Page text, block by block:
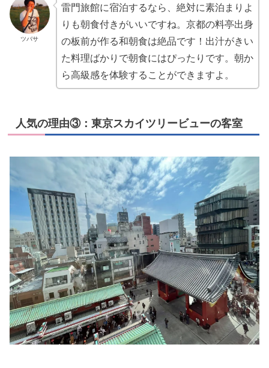
ツバサ
雷門旅館に宿泊するなら、絶対に素泊まりよ
りも朝食付きがいいですね。京都の料亭出身
の板前が作る和朝食は絶品です！出汁がきい
た料理ばかりで朝食にはぴったりです。朝か
ら高級感を体験することができますよ。
人気の理由③：東京スカイツリービューの客室